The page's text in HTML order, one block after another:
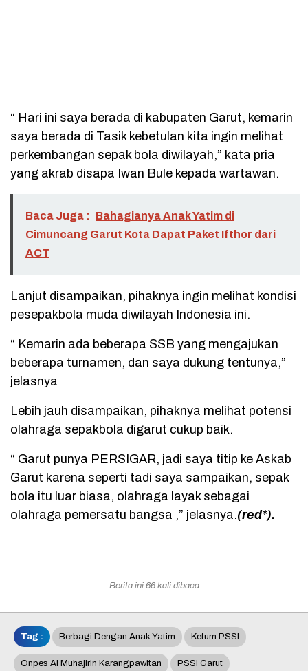
“ Hari ini saya berada di kabupaten Garut, kemarin
saya berada di Tasik kebetulan kita ingin melihat
perkembangan sepak bola diwilayah,” kata pria
yang akrab disapa Iwan Bule kepada wartawan.
Baca Juga : Bahagianya Anak Yatim di
Cimuncang Garut Kota Dapat Paket Ifthor dari
ACT
Lanjut disampaikan, pihaknya ingin melihat kondisi
pesepakbola muda diwilayah Indonesia ini.
“ Kemarin ada beberapa SSB yang mengajukan
beberapa turnamen, dan saya dukung tentunya,”
jelasnya
Lebih jauh disampaikan, pihaknya melihat potensi
olahraga sepakbola digarut cukup baik.
“ Garut punya PERSIGAR, jadi saya titip ke Askab
Garut karena seperti tadi saya sampaikan, sepak
bola itu luar biasa, olahraga layak sebagai
olahraga pemersatu bangsa ,” jelasnya.(red*).
Berita ini 66 kali dibaca
Tag : Berbagi Dengan Anak Yatim Ketum PSSI
Onpes Al Muhajirin Karangpawitan PSSI Garut